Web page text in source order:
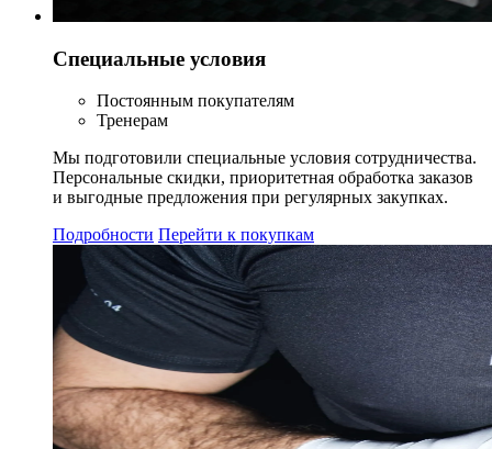
Специальные условия
Постоянным покупателям
Тренерам
Мы подготовили специальные условия сотрудничества.
Персональные скидки, приоритетная обработка заказов
и выгодные предложения при регулярных закупках.
Подробности Перейти к покупкам